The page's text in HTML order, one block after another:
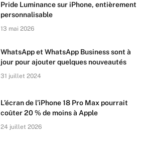
Pride Luminance sur iPhone, entièrement
personnalisable
13 mai 2026
WhatsApp et WhatsApp Business sont à
jour pour ajouter quelques nouveautés
31 juillet 2024
L’écran de l’iPhone 18 Pro Max pourrait
coûter 20 % de moins à Apple
24 juillet 2026